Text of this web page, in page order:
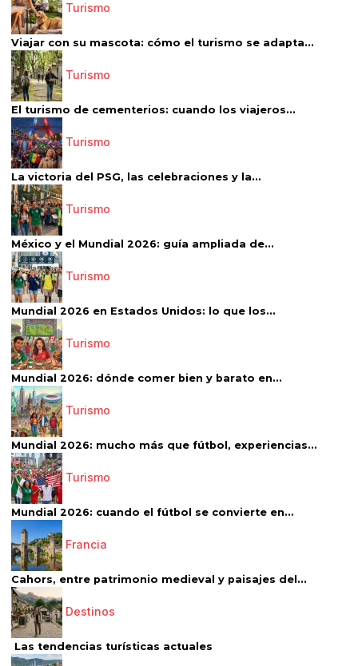
Turismo
Viajar con su mascota: cómo el turismo se adapta...
Turismo
El turismo de cementerios: cuando los viajeros...
Turismo
La victoria del PSG, las celebraciones y la...
Turismo
México y el Mundial 2026: guía ampliada de...
Turismo
Mundial 2026 en Estados Unidos: lo que los...
Turismo
Mundial 2026: dónde comer bien y barato en...
Turismo
Mundial 2026: mucho más que fútbol, experiencias...
Turismo
Mundial 2026: cuando el fútbol se convierte en...
Francia
Cahors, entre patrimonio medieval y paisajes del...
Destinos
Las tendencias turísticas actuales